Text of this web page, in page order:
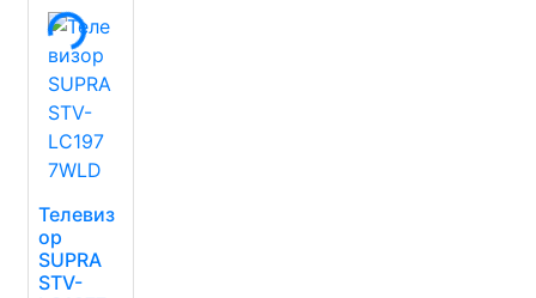
Телевиз
ор
SUPRA
STV-